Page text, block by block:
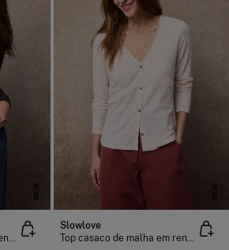
NEW
Top casaco de malha em renda
NEW
Slowlove
Top casaco de malha em renda